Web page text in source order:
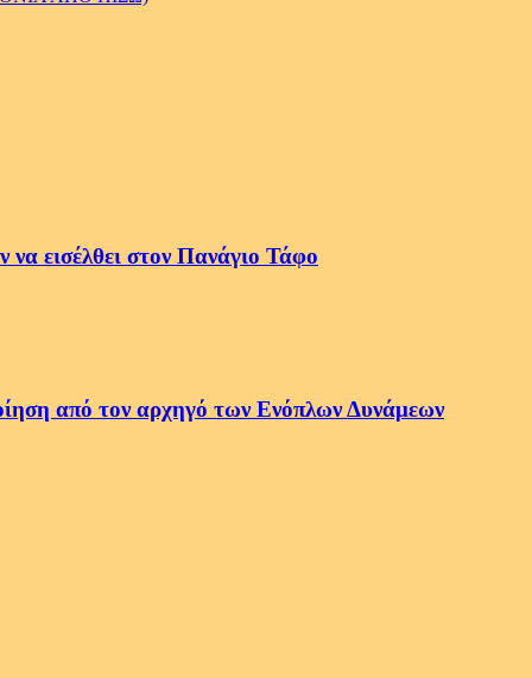
εισέλθει στον Πανάγιο Τάφο
από τον αρχηγό των Ενόπλων Δυνάμεων